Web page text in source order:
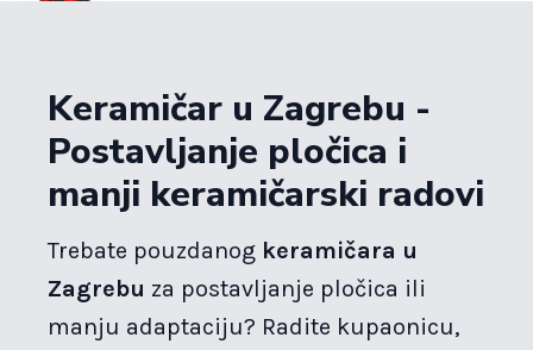
Keramičar u Zagrebu -
Postavljanje pločica i
manji keramičarski radovi
Trebate pouzdanog keramičara u
Zagrebu za postavljanje pločica ili
manju adaptaciju? Radite kupaonicu,